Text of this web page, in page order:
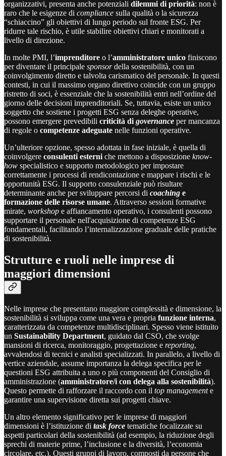
organizzativi, presenta anche potenziali dilemmi di priorità: non è
raro che le esigenze di compliance sulla qualità o la sicurezza
“schiaccino” gli obiettivi di lungo periodo sul fronte ESG. Per
ridurre tale rischio, è utile stabilire obiettivi chiari e monitorati a
livello di direzione.
In molte PMI, l’imprenditore o l’amministratore unico finiscono
per diventare il principale sponsordella sostenibilità, con un
coinvolgimento diretto e talvolta carismatico del personale. In questi
contesti, in cui il massimo organo direttivo coincide con un gruppo
ristretto di soci, è essenziale che la sostenibilità entri nell’ordine del
giorno delle decisioni imprenditoriali. Se, tuttavia, esiste un unico
soggetto che sostiene i progetti ESG senza deleghe operative,
possono emergere prevedibili criticità di governance per mancanza
di regole o competenze adeguate nelle funzioni operative.
Un’ulteriore opzione, spesso adottata in fase iniziale, è quella di
coinvolgere consulenti esterni che mettono a disposizione know-
how specialistico e supporto metodologico per impostare
correttamente i processi di rendicontazione e mappare i rischi e le
opportunità ESG. Il supporto consulenziale può risultare
determinante anche per sviluppare percorsi di coaching e
formazione delle risorse umane. Attraverso sessioni formative
mirate, workshop e affiancamento operativo, i consulenti possono
supportare il personale nell'acquisizione di competenze ESG
fondamentali, facilitando l’internalizzazione graduale delle pratiche
di sostenibilità.
Strutture e ruoli nelle imprese di
maggiori dimensioni
Nelle imprese che presentano maggiore complessità e dimensione, la
sostenibilità si sviluppa come una vera e propria funzione interna,
caratterizzata da competenze multidisciplinari. Spesso viene istituito
un Sustainability Department, guidato dal CSO, che svolge
mansioni di ricerca, monitoraggio, progettazione e reporting,
avvalendosi di tecnici e analisti specializzati. In parallelo, a livello di
vertice aziendale, assume importanza la delega specifica per le
questioni ESG attribuita a uno o più componenti del Consiglio di
amministrazione (amministratore/i con delega alla sostenibilità).
Questo permette di rafforzare il raccordo con il top managemente
garantire una supervisione diretta sui progetti chiave.
Un altro elemento significativo per le imprese di maggiori
dimensioni è l’istituzione di task force tematiche focalizzate su
aspetti particolari della sostenibilità (ad esempio, la riduzione degli
sprechi di materie prime, l’inclusione e la diversità, l’economia
circolare, etc.). Questi gruppi di lavoro, composti da persone che